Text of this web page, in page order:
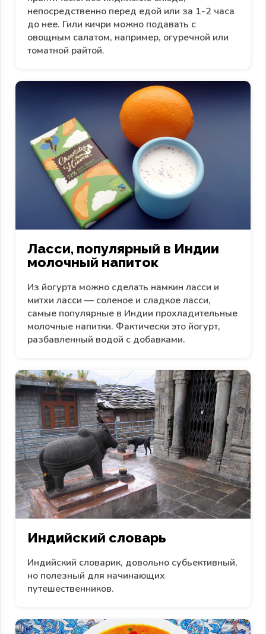
непосредственно перед едой или за 1-2 часа
до нее. Гили кичри можно подавать с
овощным салатом, например, огуречной или
томатной райтой.
Ласси, популярный в Индии
молочный напиток
Из йогурта можно сделать намкин ласси и
митхи ласси — соленое и сладкое ласси,
самые популярные в Индии прохладительные
молочные напитки. Фактически это йогурт,
разбавленный водой с добавками.
Индийский словарь
Индийский словарик, довольно субьективный,
но полезный для начинающих
путешественников.